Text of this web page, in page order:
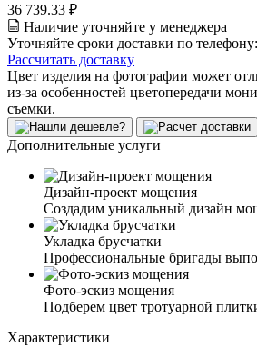
36 739.33 ₽
Наличие уточняйте у менеджера
Уточняйте сроки доставки по телефону:
Рассчитать доставку
Цвет изделия на фотографии может
из-за особенностей цветопередачи
съемки.
Дополнительные услуги
Дизайн-проект мощения
Создадим уникальный дизайн
Укладка брусчатки
Профессиональные бригады
Фото-эскиз мощения
Подберем цвет тротуарной
Характеристики